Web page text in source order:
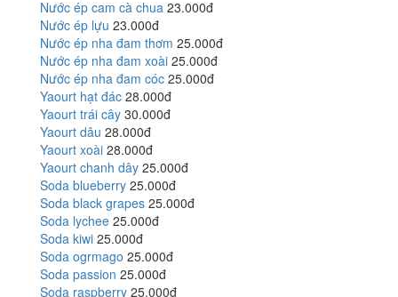
Nước ép cam cà chua 23.000đ
Nước ép lựu 23.000đ
Nước ép nha đam thơm 25.000đ
Nước ép nha đam xoài 25.000đ
Nước ép nha đam cóc 25.000đ
Yaourt hạt đác 28.000đ
Yaourt trái cây 30.000đ
Yaourt dâu 28.000đ
Yaourt xoài 28.000đ
Yaourt chanh dây 25.000đ
Soda blueberry 25.000đ
Soda black grapes 25.000đ
Soda lychee 25.000đ
Soda kiwi 25.000đ
Soda ogrmago 25.000đ
Soda passion 25.000đ
Soda raspberry 25.000đ